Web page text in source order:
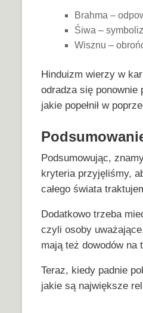
Brahma –
Śiwa –
Wisznu –
Hinduizm wierzy w
odradza się ponownie
jakie popełnił w
Podsumowując,
kryteria przyjęliśmy,
całego świata
Dodatkowo trzeba
czyli osoby
mają też dowodów na
Teraz, kiedy padnie
jakie są największe